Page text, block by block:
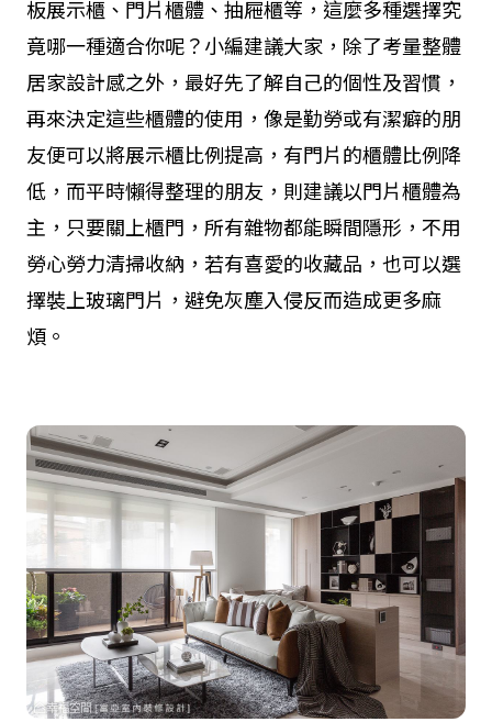
板展示櫃、門片櫃體、抽屜櫃等，這麼多種選擇究
竟哪一種適合你呢？小編建議大家，除了考量整體
居家設計感之外，最好先了解自己的個性及習慣，
再來決定這些櫃體的使用，像是勤勞或有潔癖的朋
友便可以將展示櫃比例提高，有門片的櫃體比例降
低，而平時懶得整理的朋友，則建議以門片櫃體為
主，只要關上櫃門，所有雜物都能瞬間隱形，不用
勞心勞力清掃收納，若有喜愛的收藏品，也可以選
擇裝上玻璃門片，避免灰塵入侵反而造成更多麻
煩。